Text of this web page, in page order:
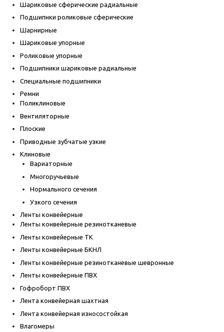
Шариковые сферические радиальные
Подшипнки роликовые сферические
Шарнирные
Шариковые упорные
Роликовые упорные
Подшипники шариковые радиальные
Специальные подшипники
Ремни
Поликлиновые
Вентиляторные
Плоские
Приводные зубчатые узкие
Клиновые
Вариаторные
Многоручьевые
Нормального сечения
Узкого сечения
Ленты конвейерные
Ленты конвейерные резинотканевые
Ленты конвейерные ТК
Ленты конвейерные БКНЛ
Ленты конвейерные резинотканевые шевронные
Ленты конвейерные ПВХ
Гофроборт ПВХ
Лента конвейерная шахтная
Лента конвейерная износостойкая
Влагомеры